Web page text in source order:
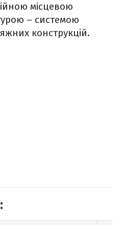
місцевою
– системою
конструкцій.